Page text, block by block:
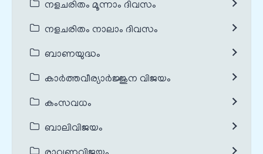
നളചരിതം മൂന്നാം ദിവസം
നളചരിതം നാലാം ദിവസം
ബാണയുദ്ധം
കാർത്തവീര്യാർജ്ജുന വിജയം
കംസവധം
ബാലിവിജയം